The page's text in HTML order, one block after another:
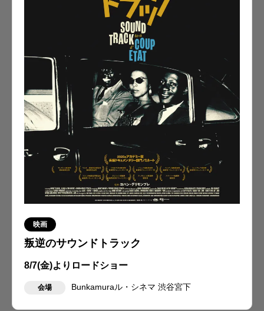
映画
叛逆のサウンドトラック
8/7(金)よりロードショー
会場 Bunkamuraル・シネマ 渋谷宮下